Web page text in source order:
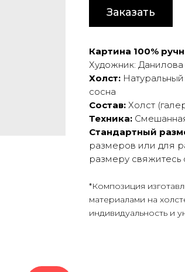
Заказать
Картина 100%
Художник:
Холст:
сосна
Состав: Холст
Техника:
Стандартный
размеров или для
размеру свяжитесь
*Композиция
материалами на
индивидуальность и